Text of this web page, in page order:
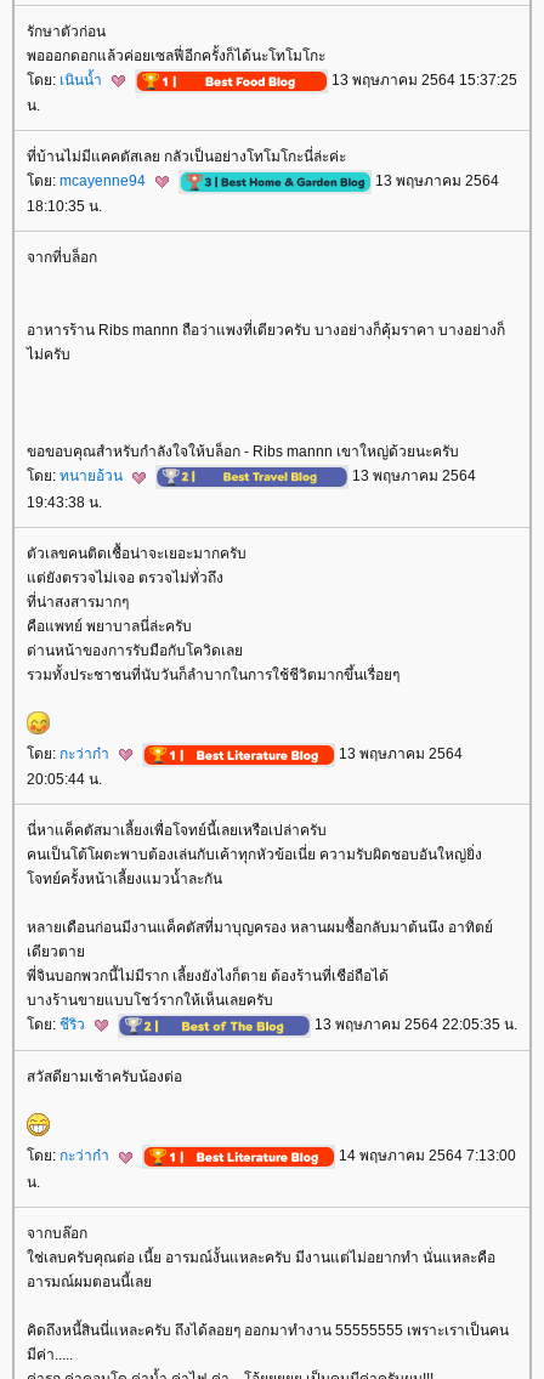
รักษาตัวก่อน
พอออกดอกแล้วค่อยเซลฟี่อีกครั้งก็ได้นะโทโมโกะ
ดย: เนินน้ำ
13 พฤษภาคม 2564 15:37:25
น.
ที่บ้านไม่มีแคคตัสเลย กลัวเป็นอย่างโทโมโกะนี่ล่ะค่ะ
ดย: mcayenne94
13 พฤษภาคม 2564
18:10:35 น.
จากที่บล็อก
อาหารร้าน Ribs mannn ถือว่าแพงที่เดียวครับ บางอย่างก็คุ้มราคา บางอย่างก็
ไม่ครับ
ขอขอบคุณสำหรับกำลังใจให้บล็อก - Ribs mannn เขาใหญ่ด้วยนะครับ
ดย: ทนายอ้วน
13 พฤษภาคม 2564
19:43:38 น.
ตัวเลขคนติดเชื้อน่าจะเยอะมากครับ
ต่ยังตรวจไม่เจอ ตรวจไม่ทั่วถึง
ที่น่าสงสารมากๆ
คือแพทย์ พยาบาลนี่ล่ะครับ
ด่านหน้าของการรับมือกับโควิดเล
รวมทั้งประชาชนที่นับวันก็ลำบากในการใช้ชีวิตมากขึ้นเรื่อยๆ
ดย: กะว่าก๋า
13 พฤษภาคม 2564
20:05:44 น.
นี่หาแค็คตัสมาเลี้ยงเพื่อโจทย์นี้เลยเหรือเปล่าครับ
คนเป็นโต้โผตะพาบต้องเล่นกับเค้าทุกหัวข้อเนี่ย ความรับผิดชอบอันใหญ่ยิ่ง
จทย์ครั้งหน้าเลี้ยงแมวน้ำละกัน
หลายเดือนก่อนมีงานแค็คตัสที่มาบุญครอง หลานผมซื้อกลับมาต้นนึง อาทิตย์
เดียวตา
พี่จินบอกพวกนี้ไม่มีราก เลี้ยงยังไงก็ตาย ต้องร้านที่เชือ่ถือได้
บางร้านขายแบบโชว์รากให้เห็นเลยครับ
ดย: ชีริว 13 พฤษภาคม 2564 22:05:35 น.
สวัสดียามเช้าครับน้องต่อ
ดย: กะว่าก๋า
14 พฤษภาคม 2564 7:13:00
น.
จากบล๊อก
ช่เลบครับคุณต่อ เนี้ย อารมณ์งั้นแหละครับ มีงานแต่ไม่อยากทำ นั่นแหละคือ
อารมณ์ผมตอนนี้เล
คิดถึงหนี้สินนี่แหละครับ ถึงได้ลอยๆ ออกมาทำงาน 55555555 เพราะเราเป็นคน
มีค่า.....